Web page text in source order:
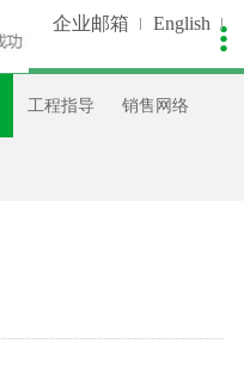

English
企业邮箱
工程指导 销售网络